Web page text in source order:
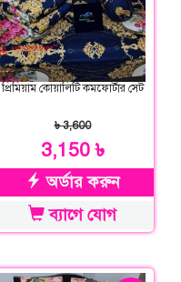
প্রিমিয়াম কোয়ালিটি কমফোর্টার সেট
৳ 3,600
3,150 ৳
অর্ডার করুন
ব্যাগে যোগ